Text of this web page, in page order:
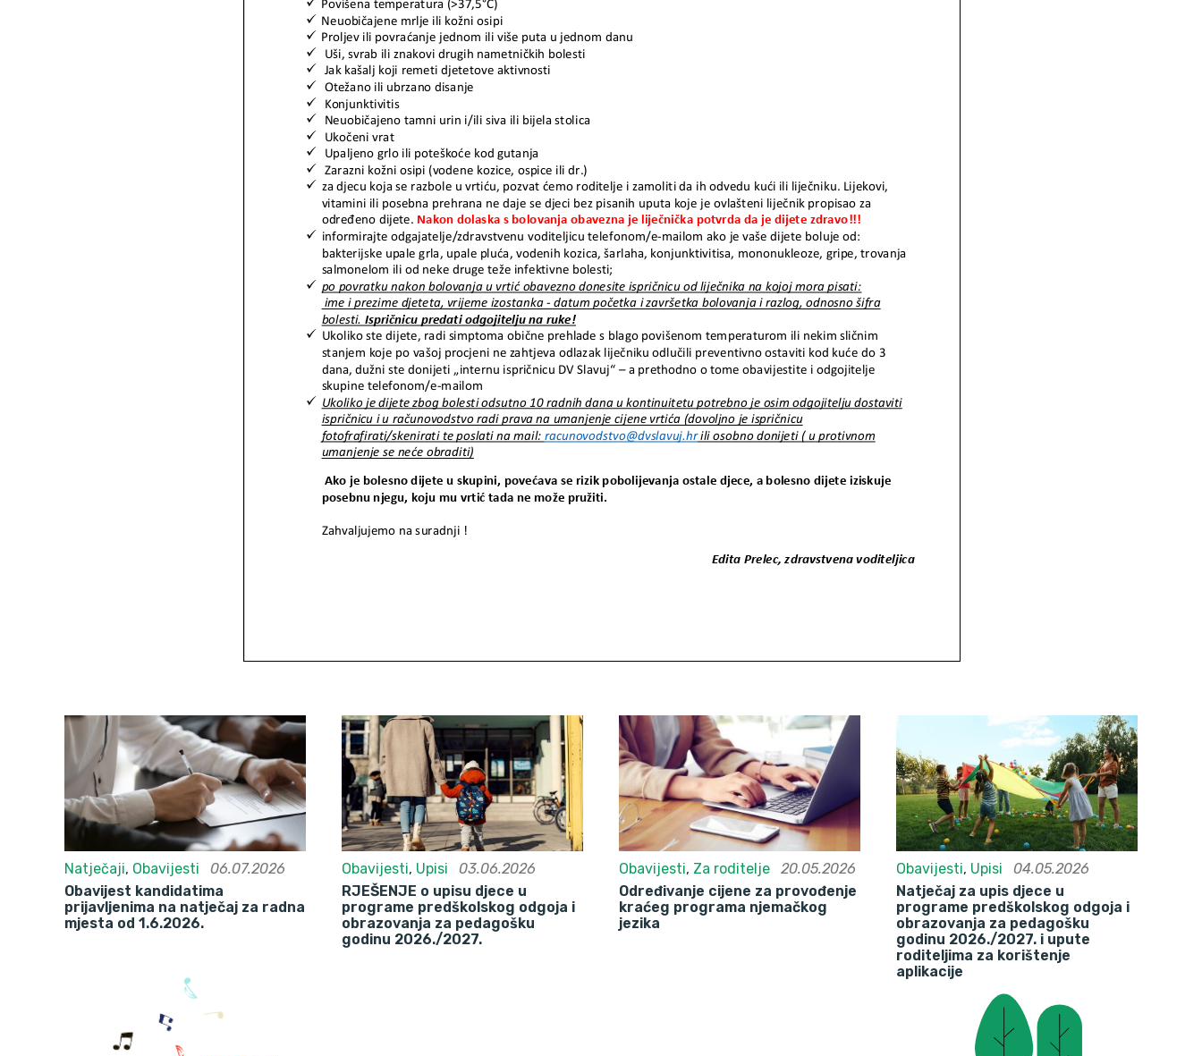
Natječaji, Obavijesti
06.07.2026
Obavijest kandidatima
prijavljenima na natječaj za radna
mjesta od 1.6.2026.
Obavijesti, Upisi
03.06.2026
RJEŠENJE o upisu djece u
programe predškolskog odgoja i
obrazovanja za pedagošku
godinu 2026./2027.
Obavijesti, Za roditelje
20.05.2026
Određivanje cijene za provođenje
kraćeg programa njemačkog
jezika
Obavijesti, Upisi
04.05.2026
Natječaj za upis djece u
programe predškolskog odgoja i
obrazovanja za pedagošku
godinu 2026./2027. i upute
roditeljima za korištenje
aplikacije